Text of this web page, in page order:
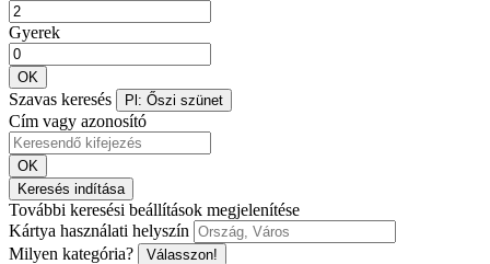
Gyerek
OK
Szavas keresés Pl: Őszi szünet
Cím vagy azonosító
OK
Keresés indítása
További keresési beállítások megjelenítése
Kártya használati helyszín
Milyen kategória?
Válasszon!